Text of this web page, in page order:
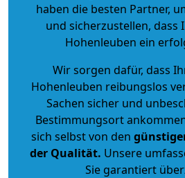
haben die besten Partner,
und sicherzustellen, dass
Hohenleuben ein
Wir sorgen dafür, dass
Hohenleuben reibungslos
Sachen sicher und
Bestimmungsort
sich selbst von den
der Qualität. Unsere
Sie garantiert